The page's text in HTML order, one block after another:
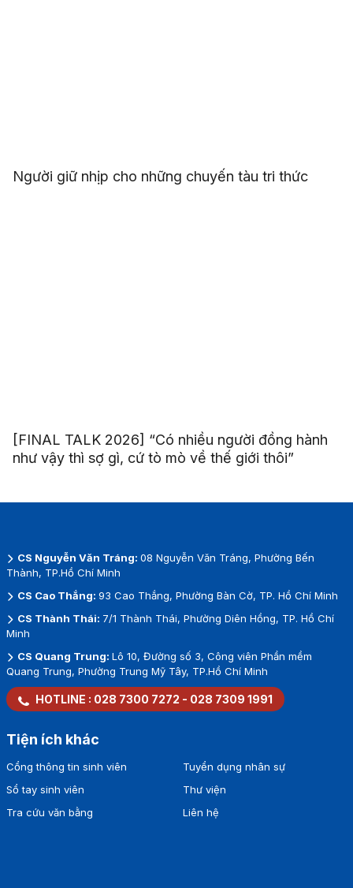
Người giữ nhịp cho những chuyến tàu tri thức
[FINAL TALK 2026] “Có nhiều người đồng hành
như vậy thì sợ gì, cứ tò mò về thế giới thôi”
CS Nguyễn Văn Tráng: 08 Nguyễn Văn Tráng, Phường Bến
Thành, TP.Hồ Chí Minh
CS Cao Thắng: 93 Cao Thắng, Phường Bàn Cờ, TP. Hồ Chí Minh
CS Thành Thái: 7/1 Thành Thái, Phường Diên Hồng, TP. Hồ Chí
Minh
CS Quang Trung: Lô 10, Đường số 3, Công viên Phần mềm
Quang Trung, Phường Trung Mỹ Tây, TP.Hồ Chí Minh
HOTLINE : 028 7300 7272 - 028 7309 1991
Tiện ích khác
Cổng thông tin sinh viên
Sổ tay sinh viên
Tra cứu văn bằng
Tuyển dụng nhân sự
Thư viện
Liên hệ